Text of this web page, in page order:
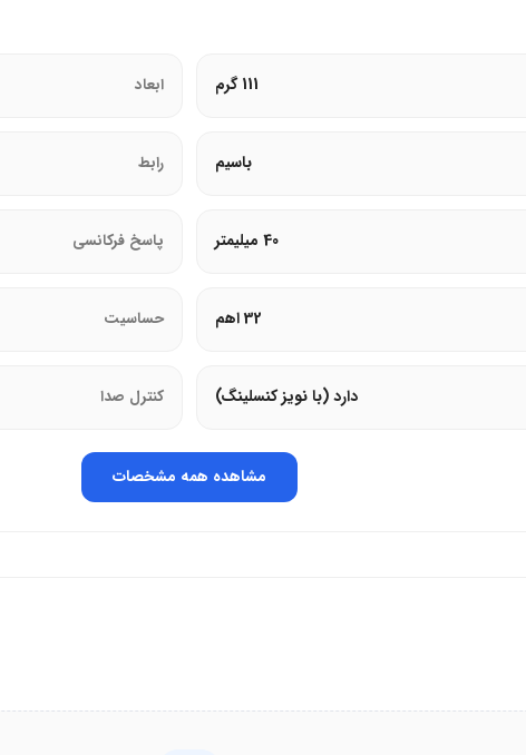
اقتصادی و کارآمد عرضه کرده است.
اولویت قرار می‌دهند.
111 گرم ابعاد
باسیم رابط
40 میلیمتر پاسخ فرکانسی
32 اهم حساسیت
دارد (با نویز کنسلینگ) کنترل صدا
مشاهده همه مشخصات